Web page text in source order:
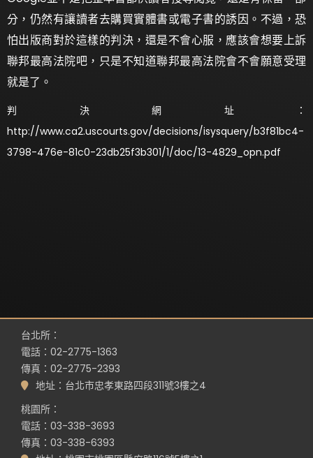
分，仍然有讓讀者去購買實體書或電子書的誘因。不過，恐
怕出版商對於這樣的判決，還是不會心服，應該會想要上訴
聯邦最高法院吧，只是不知道聯邦最高法院會不會願意受理
就是了。
判決網址：
http://www.ca2.uscourts.gov/decisions/isysquery/b3f81bc4-
3798-476e-81c0-23db25f3b301/1/doc/13-4829_opn.pdf
台北所：
電話：02-2775-1363
傳真：02-2775-2393
地址：台北市忠孝東路四段311號3樓之4
桃園所：
電話：03-338-3693
傳真：03-338-6393